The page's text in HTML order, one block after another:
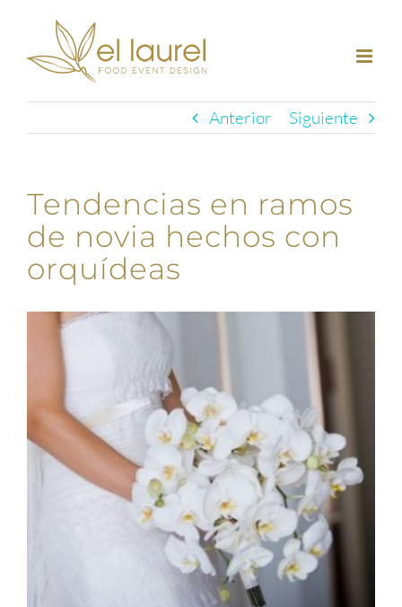
contenido
Anterior Siguiente
Tendencias en ramos
de novia hechos con
orquídeas